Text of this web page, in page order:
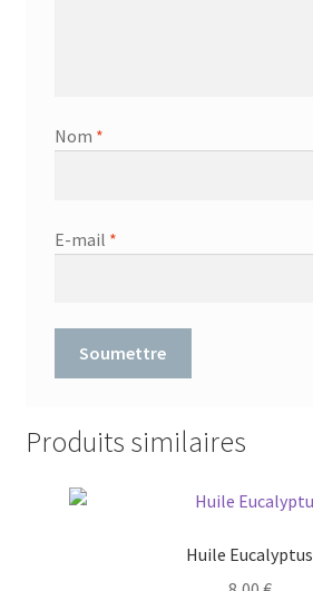
Nom *
E-mail *
Produits similaires
Huile Eucalyptus